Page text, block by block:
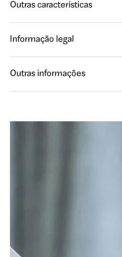
Outras características
Informação legal
Outras informações